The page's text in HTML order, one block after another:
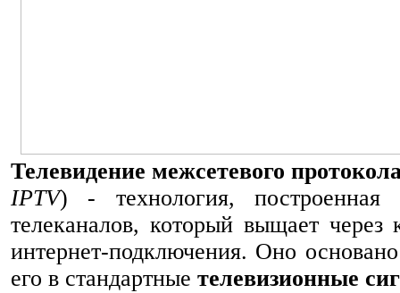
Телевидение межсетевого
IPTV) - технология, построенная
телеканалов, который выщает через
интернет-подключения. Оно
его в стандартные телевизионные